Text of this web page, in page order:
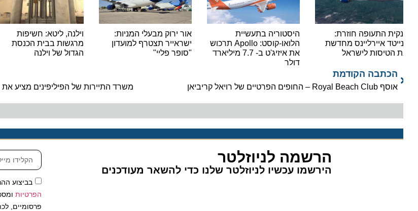
התעופה חוזרת:
איירליינס מחדשת
הטיסות לישראל
היסטוריה בתעשיית
הלואו-קוסט: Apollo תרכוש
את איזיג'ט ב- 7.7 מיליארד
דולר
אור ירוק מבעלי המניות:
ישראייר תצטרף למועדון
"סופר פליי"
וילנה, ליטא: חשיפות
מרגשות בבית הכנסת
הגדול של וילנה
הכתבה הקודמת
אוסף Royal Beach Club – החופים הפרטיים של רויאל קריביאן משרד התיירות של הפיליפינים מציע את
הרשמה לניוזלטר
הירשמו עכשיו לניוזלטר שלנו כדי להשאר מעודכנים
בביצוע
הפרטיותומסכים/ה
פרסומיים,